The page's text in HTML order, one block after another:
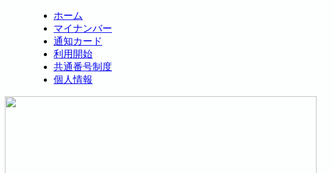
ホーム
マイナンバー
通知カード
利用開始
共通番号制度
個人情報